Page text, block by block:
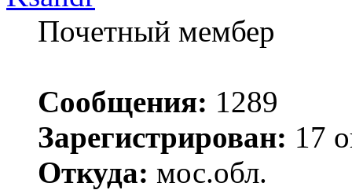
Почетный мембер
Сообщения: 1289
Зарегистрирован: 17
Откуда: мос.обл.